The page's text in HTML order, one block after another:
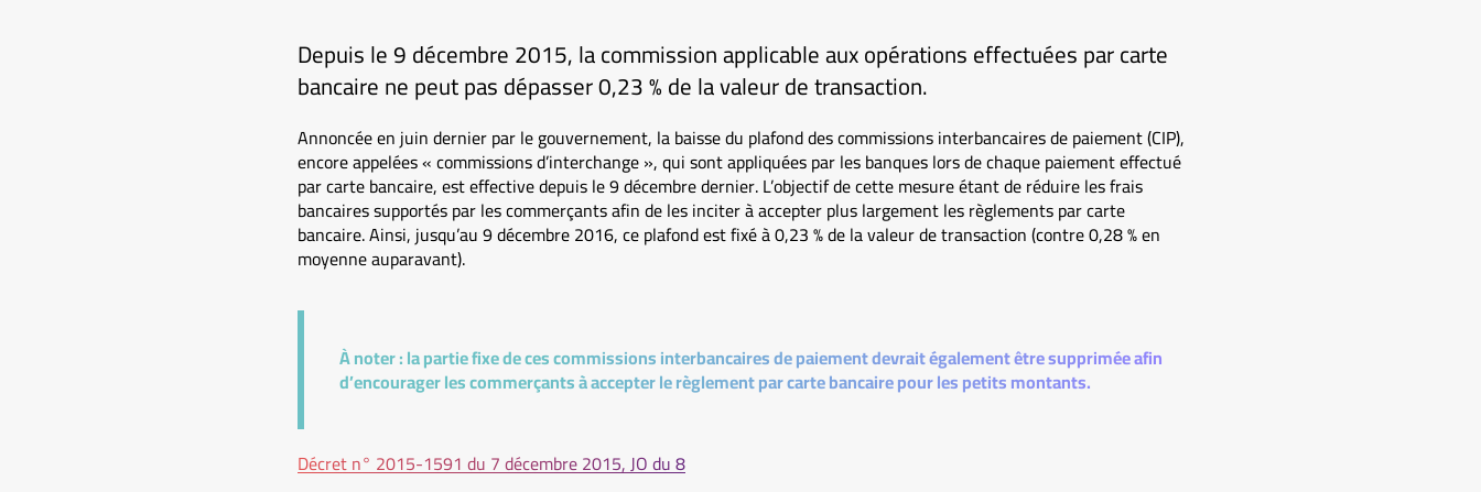
Depuis le 9 décembre 2015, la commission applicable aux opérations effectuées par carte
bancaire ne peut pas dépasser 0,23 % de la valeur de transaction.
Annoncée en juin dernier par le gouvernement, la baisse du plafond des commissions interbancaires de paiement (CIP),
encore appelées « commissions d’interchange », qui sont appliquées par les banques lors de chaque paiement effectué
par carte bancaire, est effective depuis le 9 décembre dernier. L’objectif de cette mesure étant de réduire les frais
bancaires supportés par les commerçants afin de les inciter à accepter plus largement les règlements par carte
bancaire. Ainsi, jusqu’au 9 décembre 2016, ce plafond est fixé à 0,23 % de la valeur de transaction (contre 0,28 % en
moyenne auparavant).
À noter :la partie fixe de ces commissions interbancaires de paiement devrait également être supprimée afin
d’encourager les commerçants à accepter le règlement par carte bancaire pour les petits montants.
Décret n° 2015-1591 du 7 décembre 2015, JO du 8